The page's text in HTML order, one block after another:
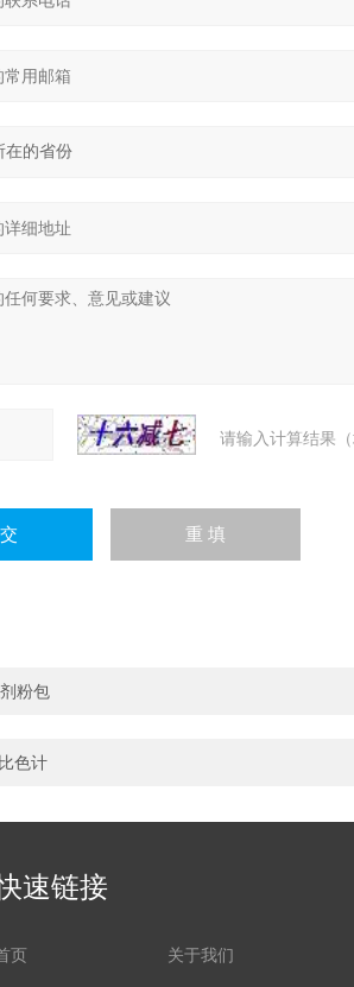
请输入计算结果
粉包
色计
速链接
页 关于我们